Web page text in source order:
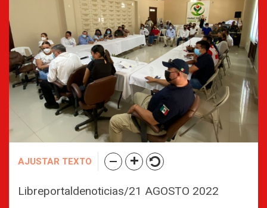
AJUSTAR TEXTO
Libreportaldenoticias/21 AGOSTO 2022